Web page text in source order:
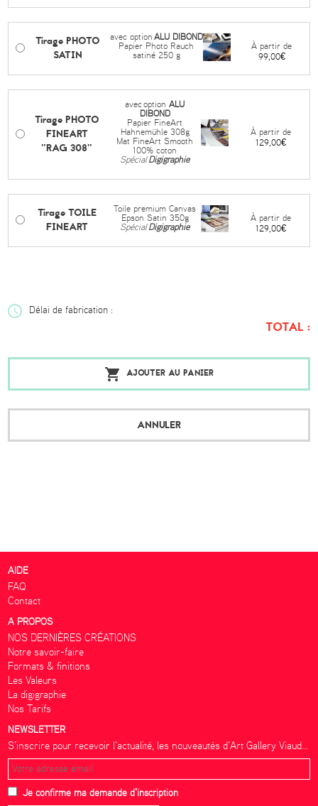
Tirage PHOTO
SATIN
avec option ALU DIBOND
Papier Photo Rauch
satiné 250 g
À partir de
99,00€
Tirage PHOTO
FINEART
"RAG 308"
avecoptionALU
DIBOND
Papier FineArt
Hahnemühle 308g
Mat FineArt Smooth
100% coton
SpécialDigigraphie
À partir de
129,00€
Tirage TOILE
FINEART
Toile premium Canvas
Epson Satin 350g
SpécialDigigraphie
À partir de
129,00€
Délai de fabrication :
TOTAL :
ANNULER
AJOUTER AU PANIER
AIDE
FAQ
Contact
A PROPOS
NOS DERNIÈRES CRÉATIONS
Notre savoir-faire
Formats & finitions
Les Valeurs
La digigraphie
Nos Tarifs
NEWSLETTER
S’inscrire pour recevoir l’actualité, les nouveautés d’Art Gallery Viaud...
Je confirme ma demande d'inscription